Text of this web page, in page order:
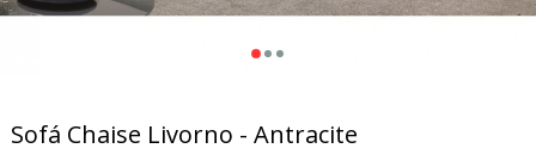
Sofá Chaise Livorno - Antracite